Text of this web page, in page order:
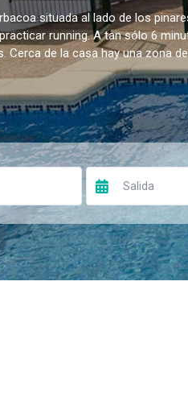
situada al lado de los
running. A tan sólo 6
Cerca de la casa hay una zona